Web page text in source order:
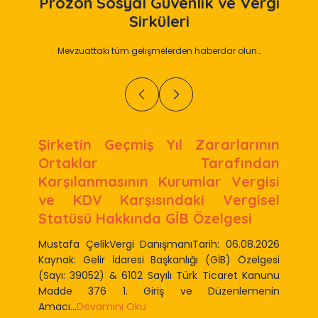
Sirküleri
Mevzuattaki tüm gelişmelerden haberdar olun…
Zararlarının
Vergisi
Vergisel
Özelgesi
06.08.2026
(GİB) Özelgesi
Türk Ticaret Kanunu
Düzenlemenin
90 Seri No.lu Emlak
Genel Tebliği
Emlak Vergisine
Metrekare Normal
Bedelleri Açıklandı
Mustafa ÇelikVergi
Kaynak: 06.08.2026 Tarihli ve
Gazete (Emlak Vergisi
Seri No: 90) 1. Giriş ve